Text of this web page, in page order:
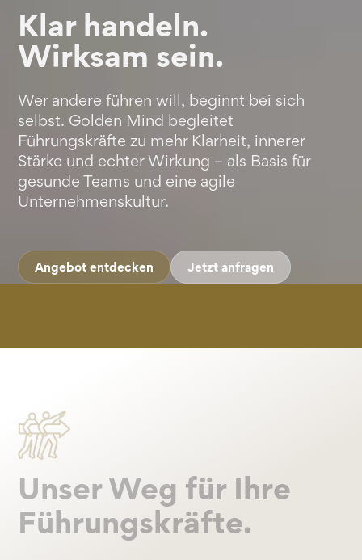
Klar handeln.
Wirksam sein.
Wer andere führen will, beginnt bei sich
selbst. Golden Mind begleitet
Führungskräfte zu mehr Klarheit, innerer
Stärke und echter Wirkung – als Basis für
gesunde Teams und eine agile
Unternehmenskultur.
Angebot entdecken Jetzt anfragen
Unser Weg für Ihre
Führungs­kräfte.